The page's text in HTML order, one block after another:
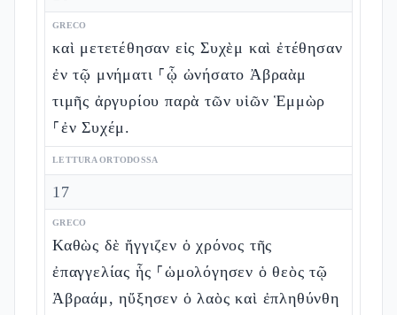
GRECO
καὶ μετετέθησαν εἰς Συχὲμ καὶ ἐτέθησαν
ἐν τῷ μνήματι ⸀ᾧ ὠνήσατο Ἀβραὰμ
τιμῆς ἀργυρίου παρὰ τῶν υἱῶν Ἑμμὼρ
⸀ἐν Συχέμ.
LETTURA ORTODOSSA
17
GRECO
Καθὼς δὲ ἤγγιζεν ὁ χρόνος τῆς
ἐπαγγελίας ἧς ⸀ὡμολόγησεν ὁ θεὸς τῷ
Ἀβραάμ, ηὔξησεν ὁ λαὸς καὶ ἐπληθύνθη